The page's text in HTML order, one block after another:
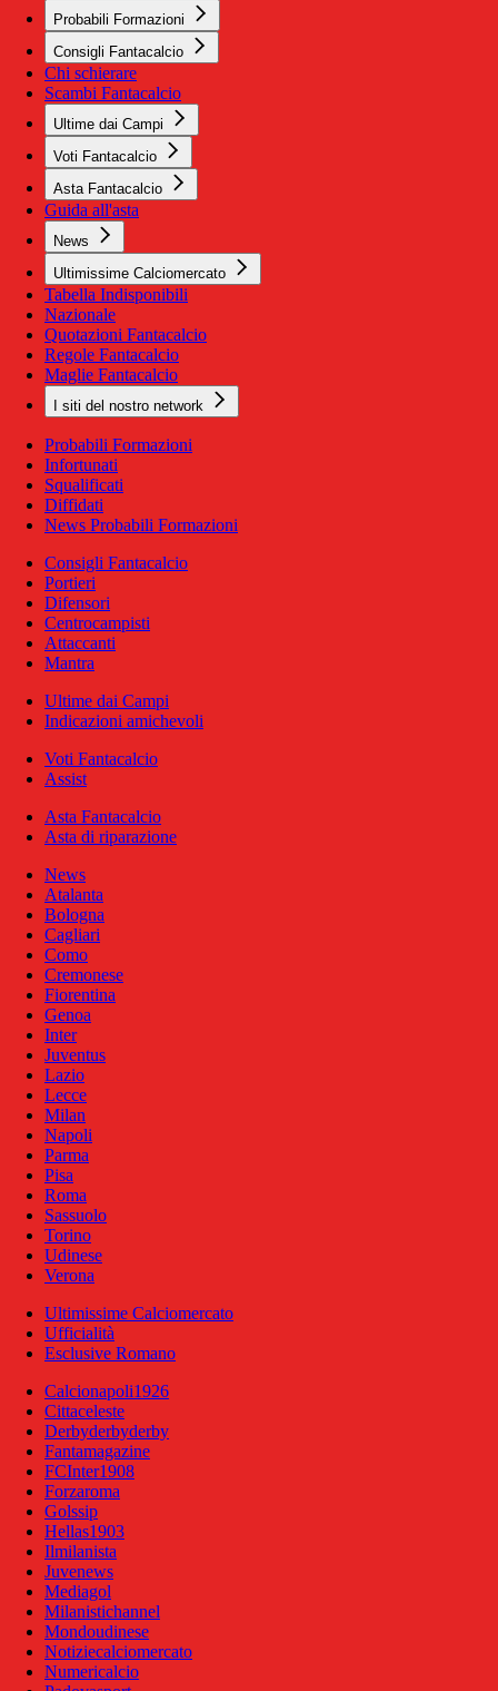
Probabili Formazioni
Consigli Fantacalcio
Chi schierare
Scambi Fantacalcio
Ultime dai Campi
Voti Fantacalcio
Asta Fantacalcio
Guida all'asta
News
Ultimissime Calciomercato
Tabella Indisponibili
Nazionale
Quotazioni Fantacalcio
Regole Fantacalcio
Maglie Fantacalcio
I siti del nostro network
Probabili Formazioni
Infortunati
Squalificati
Diffidati
News Probabili Formazioni
Consigli Fantacalcio
Portieri
Difensori
Centrocampisti
Attaccanti
Mantra
Ultime dai Campi
Indicazioni amichevoli
Voti Fantacalcio
Assist
Asta Fantacalcio
Asta di riparazione
News
Atalanta
Bologna
Cagliari
Como
Cremonese
Fiorentina
Genoa
Inter
Juventus
Lazio
Lecce
Milan
Napoli
Parma
Pisa
Roma
Sassuolo
Torino
Udinese
Verona
Ultimissime Calciomercato
Ufficialità
Esclusive Romano
Calcionapoli1926
Cittaceleste
Derbyderbyderby
Fantamagazine
FCInter1908
Forzaroma
Golssip
Hellas1903
Ilmilanista
Juvenews
Mediagol
Milanistichannel
Mondoudinese
Notiziecalciomercato
Numericalcio